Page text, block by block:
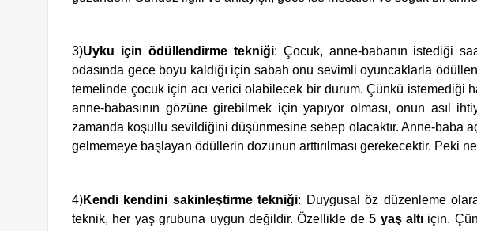
3)Uyku için ödüllendirme tekniği: Çocuk, anne-babanın istediği
odasında gece boyu kaldığı için sabah onu sevimli oyuncaklarla
temelinde çocuk için acı verici olabilecek bir durum. Çünkü istemediği
anne-babasının gözüne girebilmek için yapıyor olması, onun asıl
zamanda koşullu sevildiğini düşünmesine sebep olacaktır. Anne-baba
gelmemeye başlayan ödüllerin dozunun arttırılması gerekecektir. Peki
4)Kendi kendini sakinleştirme tekniği: Duygusal öz düzenleme
teknik, her yaş grubuna uygun değildir. Özellikle de 5 yaş altı için.